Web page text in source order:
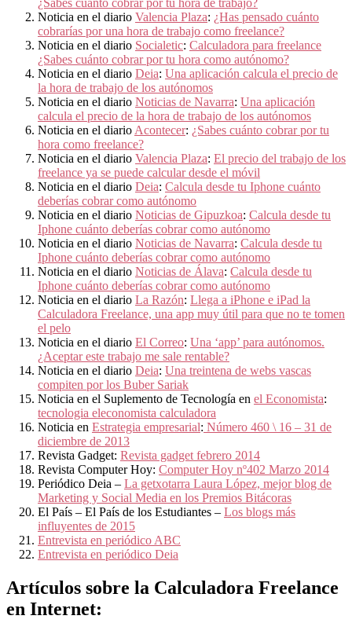
Noticia en el diario Valencia Plaza: ¿Has pensado cuánto
cobrarías por una hora de trabajo como freelance?
Noticia en el diario Socialetic: Calculadora para freelance
¿Sabes cuánto cobrar por tu hora como autónomo?
Noticia en el diario Deia: Una aplicación calcula el precio de
la hora de trabajo de los autónomos
Noticia en el diario Noticias de Navarra: Una aplicación
calcula el precio de la hora de trabajo de los autónomos
Noticia en el diario Acontecer: ¿Sabes cuánto cobrar por tu
hora como freelance?
Noticia en el diario Valencia Plaza: El precio del trabajo de los
freelance ya se puede calcular desde el móvil
Noticia en el diario Deia: Calcula desde tu Iphone cuánto
deberías cobrar como autónomo
Noticia en el diario Noticias de Gipuzkoa: Calcula desde tu
Iphone cuánto deberías cobrar como autónomo
Noticia en el diario Noticias de Navarra: Calcula desde tu
Iphone cuánto deberías cobrar como autónomo
Noticia en el diario Noticias de Álava: Calcula desde tu
Iphone cuánto deberías cobrar como autónomo
Noticia en el diario La Razón: Llega a iPhone e iPad la
Calculadora Freelance, una app muy útil para que no te tomen
el pelo
Noticia en el diario El Correo: Una ‘app’ para autónomos.
¿Aceptar este trabajo me sale rentable?
Noticia en el diario Deia: Una treintena de webs vascas
compiten por los Buber Sariak
Noticia en el Suplemento de Tecnología en el Economista:
tecnologia eleconomista calculadora
Noticia en Estrategia empresarial: Número 460 \ 16 – 31 de
diciembre de 2013
Revista Gadget: Revista gadget febrero 2014
Revista Computer Hoy: Computer Hoy nº402 Marzo 2014
Periódico Deia – La getxotarra Laura López, mejor blog de
Marketing y Social Media en los Premios Bitácoras
El País – El País de los Estudiantes – Los blogs más
influyentes de 2015
Entrevista en periódico ABC
Entrevista en periódico Deia
Artículos sobre la Calculadora Freelance
en Internet: